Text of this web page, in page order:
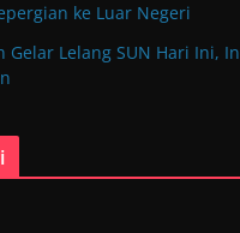
ke Luar Negeri
Gelar Lelang SUN Hari Ini,